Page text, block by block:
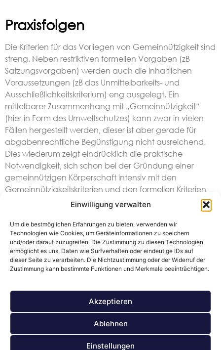
Einwilligung verwalten
Um die bestmöglichen Erfahrungen zu bieten, verwenden wir
Technologien wie Cookies, um Geräteinformationen zu speichern
und/oder darauf zuzugreifen. Die Zustimmung zu diesen Technologien
ermöglicht es uns, Daten wie Surfverhalten oder eindeutige IDs auf
dieser Seite zu verarbeiten. Die Nichtzustimmung oder der Widerruf der
Zustimmung kann bestimmte Funktionen und Merkmale beeinträchtigen.
Akzeptieren
Ablehnen
Einstellungen
Praxisfolgen
Die Kriterien für das Vorliegen von Gemeinnützigkeit sind
streng. Neben restriktiven formellen Vorgaben (zB
Satzungsvorgaben) werden auch die inhaltlichen
Voraussetzungen (zB das Unmittelbarkeits- und
Ausschließlichkeitskriterium) eng ausgelegt. Ein
mittelbarer Zusammenhang mit „Gemeinnützigkeit“
(hier in Form des Umweltschutzes) kann zwar in vielen
Fällen hergestellt werden, dieser ist aber gerade für
abgabenrechtliche Begünstigung nicht ausreichend.
Dies wiederum zeigt eindrücklich die praktische
Notwendigkeit, sich schon bei der Gründung einer
gemeinnützigen Körperschaft intensiv mit den
Gemeinnützigkeitskriterien und den formellen Kriterien
auseinanderzusetzen und dies entsprechend in der
Impressum